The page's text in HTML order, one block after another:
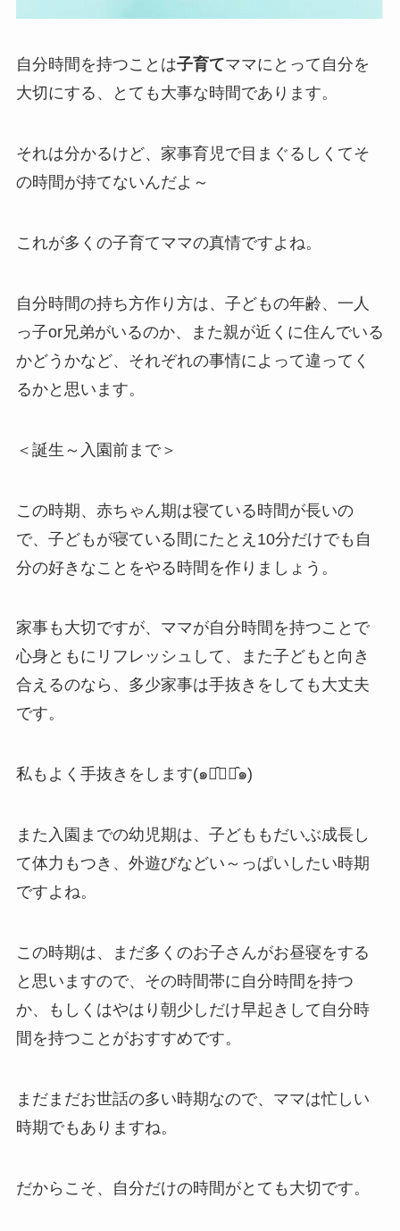
自分時間を持つことは子育てママにとって自分を
大切にする、とても大事な時間であります。
それは分かるけど、家事育児で目まぐるしくてそ
の時間が持てないんだよ～
これが多くの子育てママの真情ですよね。
自分時間の持ち方作り方は、子どもの年齢、一人
っ子or兄弟がいるのか、また親が近くに住んでいる
かどうかなど、それぞれの事情によって違ってく
るかと思います。
＜誕生～入園前まで＞
この時期、赤ちゃん期は寝ている時間が長いの
で、子どもが寝ている間にたとえ10分だけでも自
分の好きなことをやる時間を作りましょう。
家事も大切ですが、ママが自分時間を持つことで
心身ともにリフレッシュして、また子どもと向き
合えるのなら、多少家事は手抜きをしても大丈夫
です。
私もよく手抜きをします(๑･̑◡･̑๑)
また入園までの幼児期は、子どももだいぶ成長し
て体力もつき、外遊びなどい～っぱいしたい時期
ですよね。
この時期は、まだ多くのお子さんがお昼寝をする
と思いますので、その時間帯に自分時間を持つ
か、もしくはやはり朝少しだけ早起きして自分時
間を持つことがおすすめです。
まだまだお世話の多い時期なので、ママは忙しい
時期でもありますね。
だからこそ、自分だけの時間がとても大切です。